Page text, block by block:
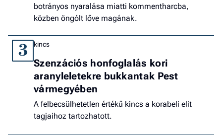
botrányos nyaralása miatti kommentharcba,
közben öngólt lőve magának.
3 kincs
Szenzációs honfoglalás kori
aranyleletekre bukkantak Pest
vármegyében
A felbecsülhetetlen értékű kincs a korabeli elit
tagjaihoz tartozhatott.